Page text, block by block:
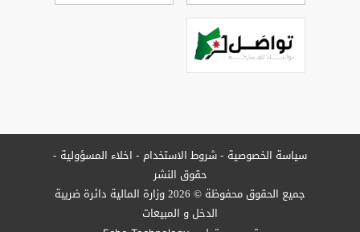
سياسة الخصوصية شروط الاستخدام اخلاء المسؤولية
حقوق النشر
جميع الحقوق محفوظة © 2026 وزارة المالية دائرة ضريبة
الدخل و المبيعات